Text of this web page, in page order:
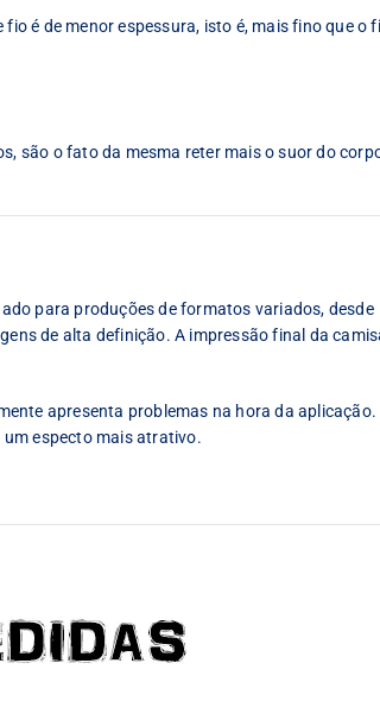
é de menor espessura, isto é, mais fino que o
são o fato da mesma reter mais o suor do
para produções de formatos variados, desde
de alta definição. A impressão final da
apresenta problemas na hora da aplicação.
especto mais atrativo.